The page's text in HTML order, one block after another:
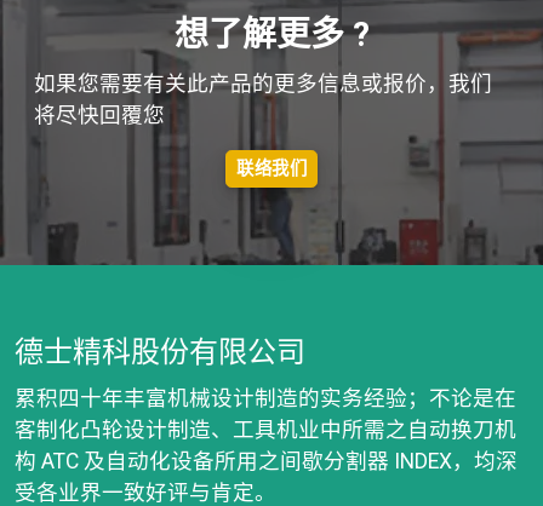
想了解更多 ?
如果您需要有关此产品的更多信息或报价，我们
将尽快回覆您
联络我们
德士精科股份有限公司
累积四十年丰富机械设计制造的实务经验；不论是在
客制化凸轮设计制造、工具机业中所需之自动换刀机
构 ATC 及自动化设备所用之间歇分割器 INDEX，均深
受各业界一致好评与肯定。